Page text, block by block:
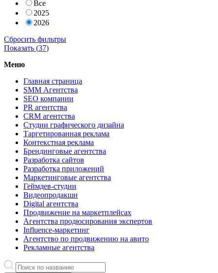
Все
2025
2026
Сбросить фильтры
Показать (37)
Меню
Главная страница
SMM Агентства
SEO компании
PR агентства
CRM агентства
Студии графического дизайна
Таргетированная реклама
Контекстная реклама
Брендинговые агентства
Разработка сайтов
Разработка приложений
Маркетинговые агентства
Геймдев-студии
Видеопродакшн
Digital агентства
Продвижение на маркетплейсах
Агентства продюсирования экспертов
Influence-маркетинг
Агентство по продвижению на авито
Рекламные агентства